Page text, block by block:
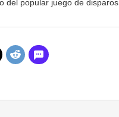
del popular juego de disparos